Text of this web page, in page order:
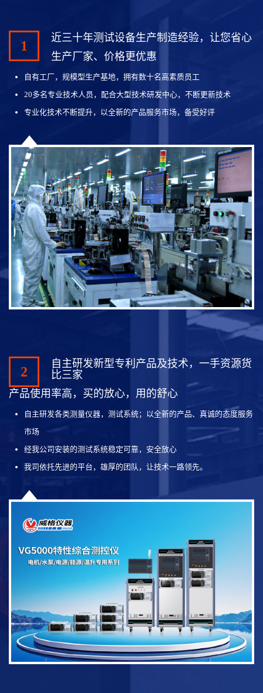
1
近三十年测试设备生产制造经验，让您省心
生产厂家、价格更优惠
自有工厂，规模型生产基地，拥有数十名高素质员工
20多名专业技术人员，配合大型技术研发中心，不断更新技术
专业化技术不断提升，以全新的产品服务市场，备受好评
2
自主研发新型专利产品及技术，一手资源货
比三家
产品使用率高，买的放心，用的舒心
自主研发各类测量仪器，测试系统；以全新的产品、真诚的态度服务
市场
经我公司安装的测试系统稳定可靠，安全放心
我司依托先进的平台，雄厚的团队，让技术一路领先。